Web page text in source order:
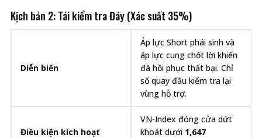
Kịch bản 2: Tái kiểm tra Đáy (Xác suất 35%)
Diễn biến
Áp lực Short phái sinh và
áp lực cung chốt lời khiến
đà hồi phục thất bại. Chỉ
số quay đầu kiểm tra lại
vùng hỗ trợ.
Điều kiện kích hoạt
VN-Index đóng cửa dứt
khoát dưới 1,647